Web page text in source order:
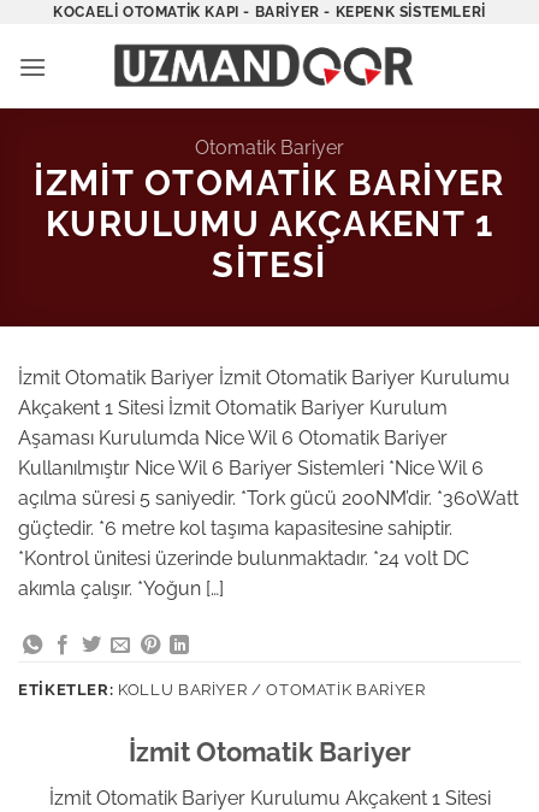
İçeriğeKOCAELI OTOMATIK KAPI - BARIYER - KEPENK SISTEMLERI
Otomatik Bariyer
İZMIT OTOMATIK BARIYER
KURULUMU AKÇAKENT 1
SITESI
İzmit Otomatik Bariyer İzmit Otomatik Bariyer Kurulumu
Akçakent 1 Sitesi İzmit Otomatik Bariyer Kurulum
Aşaması Kurulumda Nice Wil 6 Otomatik Bariyer
Kullanılmıştır Nice Wil 6 Bariyer Sistemleri *Nice Wil 6
açılma süresi 5 saniyedir. *Tork gücü 200NM’dir. *360Watt
güçtedir. *6 metre kol taşıma kapasitesine sahiptir.
*Kontrol ünitesi üzerinde bulunmaktadır. *24 volt DC
akımla çalışır. *Yoğun […]
ETIKETLER: KOLLU BARIYER / OTOMATIK BARIYER
İzmit Otomatik Bariyer
İzmit Otomatik Bariyer Kurulumu Akçakent 1 Sitesi